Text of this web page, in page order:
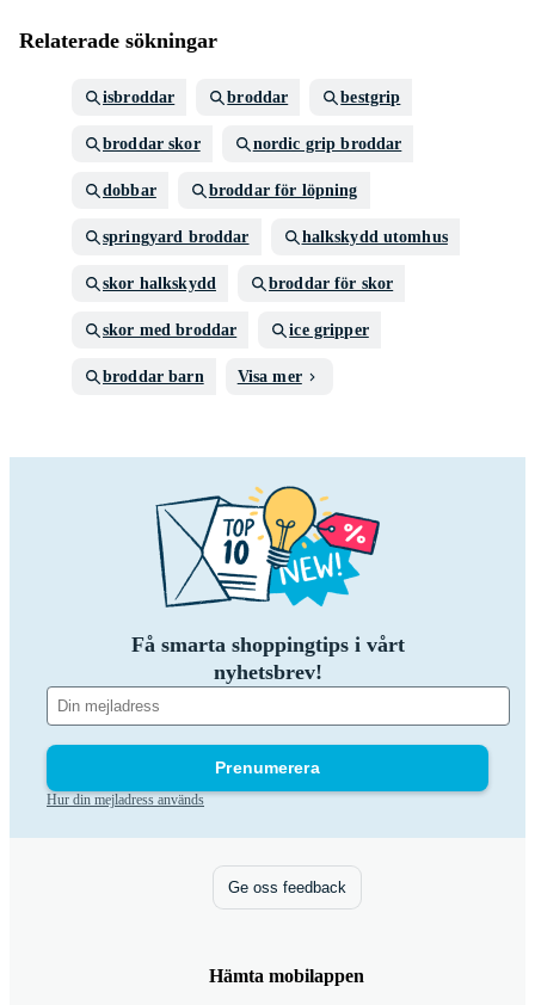
Relaterade sökningar
isbroddar broddar bestgrip
broddar skor nordic grip broddar
dobbar broddar för löpning
springyard broddar halkskydd utomhus
skor halkskydd broddar för skor
skor med broddar ice gripper
broddar barn Visa mer
Få smarta shoppingtips i vårt
nyhetsbrev!
Prenumerera
Hur din mejladress används
Ge oss feedback
Hämta mobilappen